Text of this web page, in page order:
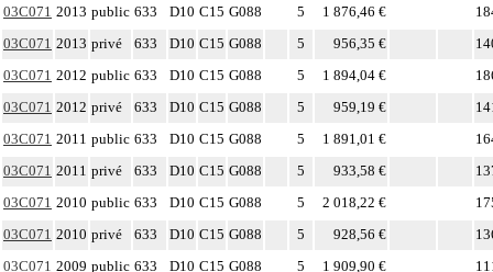
03C071 2013 public 633 D10 C15 G088 5 1 876,46 €
03C071 2013 privé 633 D10 C15 G088 5 956,35 €
03C071 2012 public 633 D10 C15 G088 5 1 894,04 €
03C071 2012 privé 633 D10 C15 G088 5 959,19 €
03C071 2011 public 633 D10 C15 G088 5 1 891,01 €
03C071 2011 privé 633 D10 C15 G088 5 933,58 €
03C071 2010 public 633 D10 C15 G088 5 2 018,22 €
03C071 2010 privé 633 D10 C15 G088 5 928,56 €
03C071 2009 public 633 D10 C15 G088 5 1 909,90 €